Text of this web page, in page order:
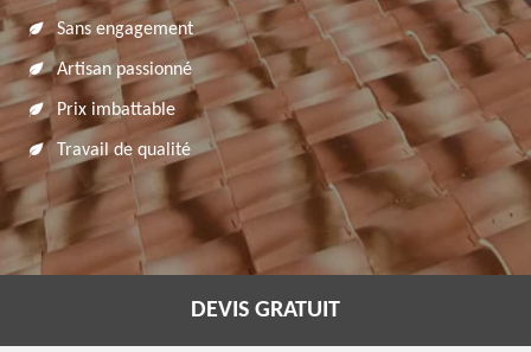
Sans engagement
Artisan passionné
Prix imbattable
Travail de qualité
DEVIS GRATUIT